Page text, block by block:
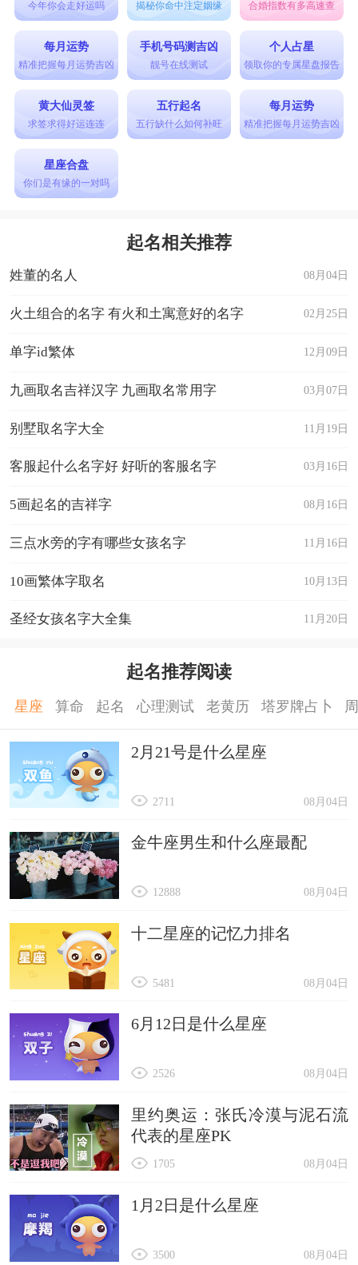
今年你会走好运吗 揭秘你命中注定姻缘 合婚指数有多高速查
每月运势
精准把握每月运势吉凶
手机号码测吉凶
靓号在线测试
个人占星
领取你的专属星盘报告
黄大仙灵签
求签求得好运连连
五行起名
五行缺什么如何补旺
每月运势
精准把握每月运势吉凶
星座合盘
你们是有缘的一对吗
起名相关推荐
08月04日
姓董的名人
02月25日
火土组合的名字 有火和土寓意好的名字
12月09日
单字id繁体
03月07日
九画取名吉祥汉字 九画取名常用字
11月19日
别墅取名字大全
03月16日
客服起什么名字好 好听的客服名字
08月16日
5画起名的吉祥字
11月16日
三点水旁的字有哪些女孩名字
10月13日
10画繁体字取名
11月20日
圣经女孩名字大全集
起名推荐阅读
星座 算命 起名 心理测试 老黄历 塔罗牌占卜
2月21号是什么星座
08月04日
2711
金牛座男生和什么座最配
08月04日
12888
十二星座的记忆力排名
08月04日
5481
6月12日是什么星座
08月04日
2526
里约奥运：张氏冷漠与泥石流
代表的星座PK
08月04日
1705
1月2日是什么星座
08月04日
3500